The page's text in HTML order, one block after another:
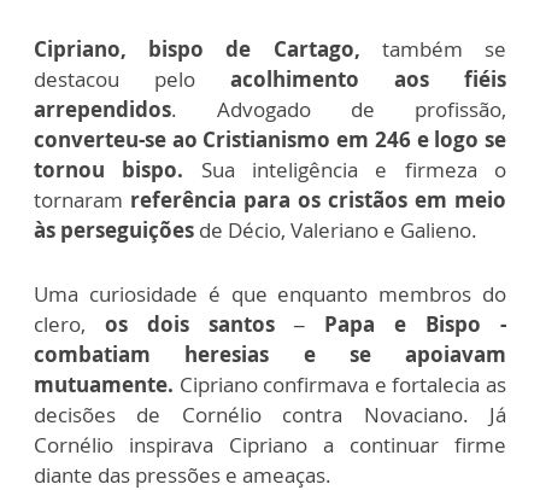
Cipriano, bispo de Cartago, também se
destacou pelo acolhimento aos fiéis
arrependidos. Advogado de profissão,
converteu-se ao Cristianismo em 246 e logo se
tornou bispo. Sua inteligência e firmeza o
tornaram referência para os cristãos em meio
às perseguições de Décio, Valeriano e Galieno.
Uma curiosidade é que enquanto membros do
clero, os dois santos – Papa e Bispo -
combatiam heresias e se apoiavam
mutuamente. Cipriano confirmava e fortalecia as
decisões de Cornélio contra Novaciano. Já
Cornélio inspirava Cipriano a continuar firme
diante das pressões e ameaças.